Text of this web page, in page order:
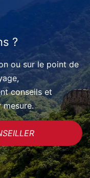
?
ou sur le point de
conseils et
mesure.